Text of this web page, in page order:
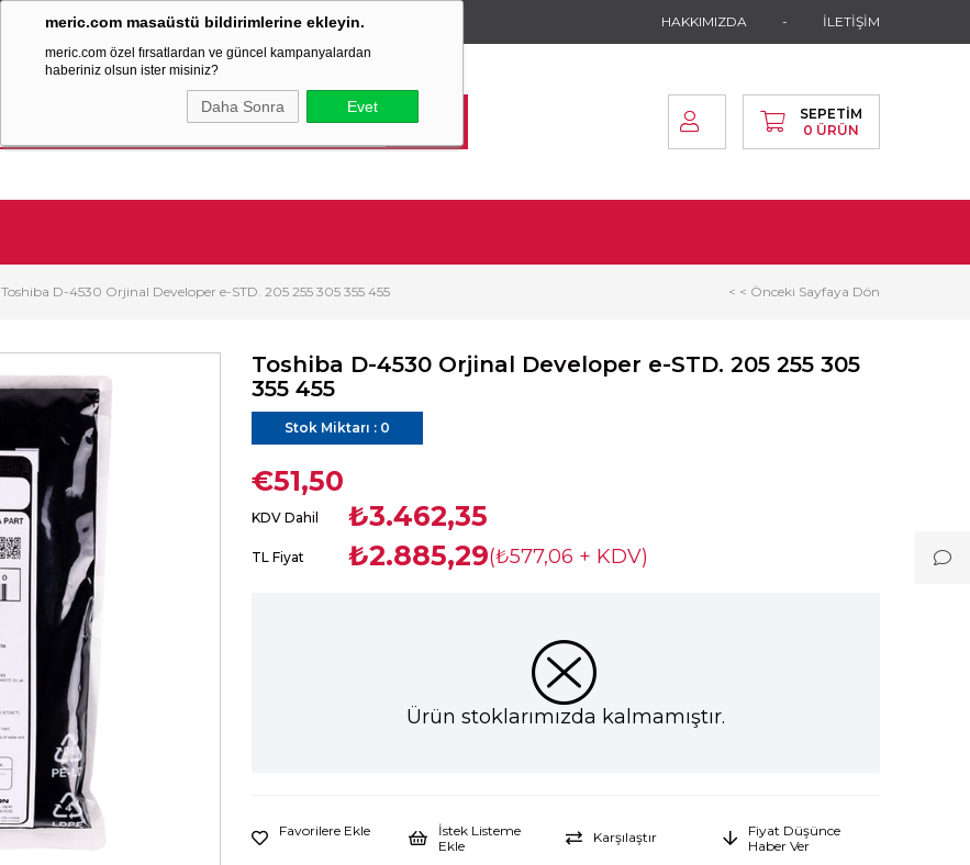
meric.com masaüstü bildirimlerine ekleyin.
meric.com özel fırsatlardan ve güncel kampanyalardan
haberiniz olsun ister misiniz?
Daha Sonra Evet
TÜM ALIŞVERİŞLERİNİZDESABİT KARGO ÜCRETİ HAKKIMIZDA İLETİŞİM
SEPETIM
0 ÜRÜN
Toshiba D-4530 Orjinal Developer e-STD. 205 255 305 355 455 < < Önceki Sayfaya Dön
Toshiba D-4530 Orjinal Developer e-STD. 205 255 305
355 455
Stok Miktarı : 0
€51,50
KDV Dahil ₺3.462,35
TL Fiyat ₺2.885,29(₺577,06 + KDV)
Ürün stoklarımızda kalmamıştır.
Favorilere Ekle
İstek Listeme
Ekle
Karşılaştır
Fiyat Düşünce
Haber Ver